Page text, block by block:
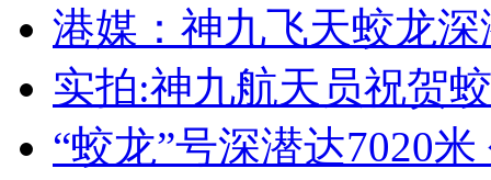
无痛分娩是否安全 医生回应
外交部：反对强权政治霸凌主义
外交部：有关国家言论片面不公正
港媒：神九飞天蛟龙
实拍:神九航天员祝贺
“蛟龙”号深潜达7020